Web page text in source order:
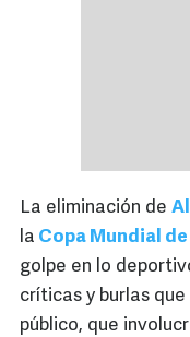
La eliminación de
la Copa Mundial de
golpe en lo
críticas y burlas
público, que